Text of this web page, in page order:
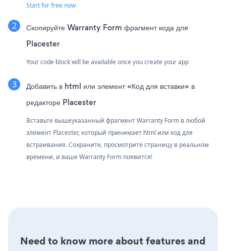
Start for free now
Скопируйте Warranty Form фрагмент кода для
Placester
Your code block will be available once you create your app
Добавить в html или элемент «Код для вставки» в
редакторе Placester
Вставьте вышеуказанный фрагмент Warranty Form в любой
элемент Placester, который принимает html или код для
встраивания. Сохраните, просмотрите страницу в реальном
времени, и ваше Warranty Form появится!
Need to know more about features and